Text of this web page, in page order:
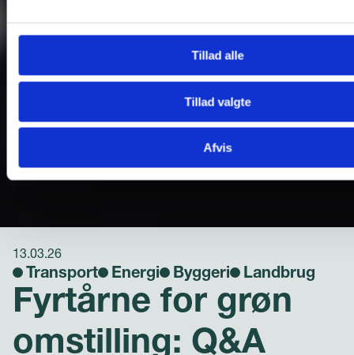
Tillad alle
Tillad valgte
Afvis
13.03.26
Transport Energi Byggeri Landbrug
Fyrtårne for grøn
omstilling: Q&A